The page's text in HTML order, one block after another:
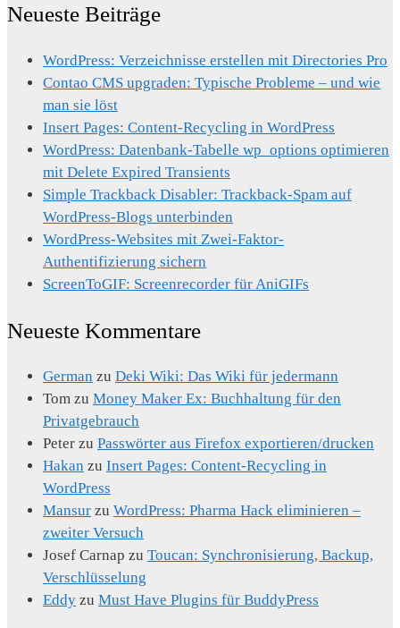
Neueste Beiträge
WordPress: Verzeichnisse erstellen mit Directories Pro
Contao CMS upgraden: Typische Probleme – und wie
man sie löst
Insert Pages: Content-Recycling in WordPress
WordPress: Datenbank-Tabelle wp_options optimieren
mit Delete Expired Transients
Simple Trackback Disabler: Trackback-Spam auf
WordPress-Blogs unterbinden
WordPress-Websites mit Zwei-Faktor-
Authentifizierung sichern
ScreenToGIF: Screenrecorder für AniGIFs
Neueste Kommentare
German zu Deki Wiki: Das Wiki für jedermann
Tom zu Money Maker Ex: Buchhaltung für den
Privatgebrauch
Peter zu Passwörter aus Firefox exportieren/drucken
Hakan zu Insert Pages: Content-Recycling in
WordPress
Mansur zu WordPress: Pharma Hack eliminieren –
zweiter Versuch
Josef Carnap zu Toucan: Synchronisierung, Backup,
Verschlüsselung
Eddy zu Must Have Plugins für BuddyPress